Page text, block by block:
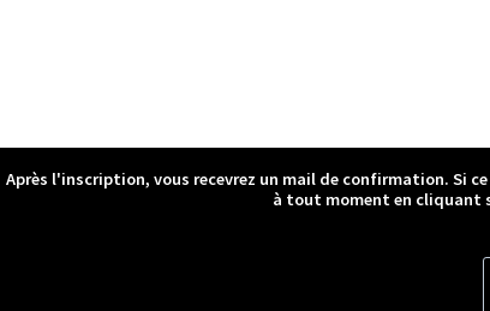
Après l'inscription, vous recevrez un mail de confirmation. Si
à tout moment en cliquant